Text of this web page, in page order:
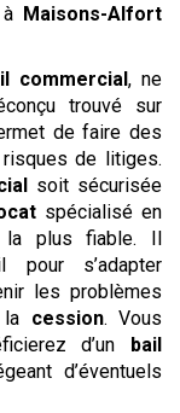
à Maisons-Alfort
commercial, ne
trouvé sur
de faire des
de litiges.
soit sécurisée
spécialisé en
plus fiable. Il
pour s’adapter
les problèmes
cession. Vous
d’un bail
d’éventuels